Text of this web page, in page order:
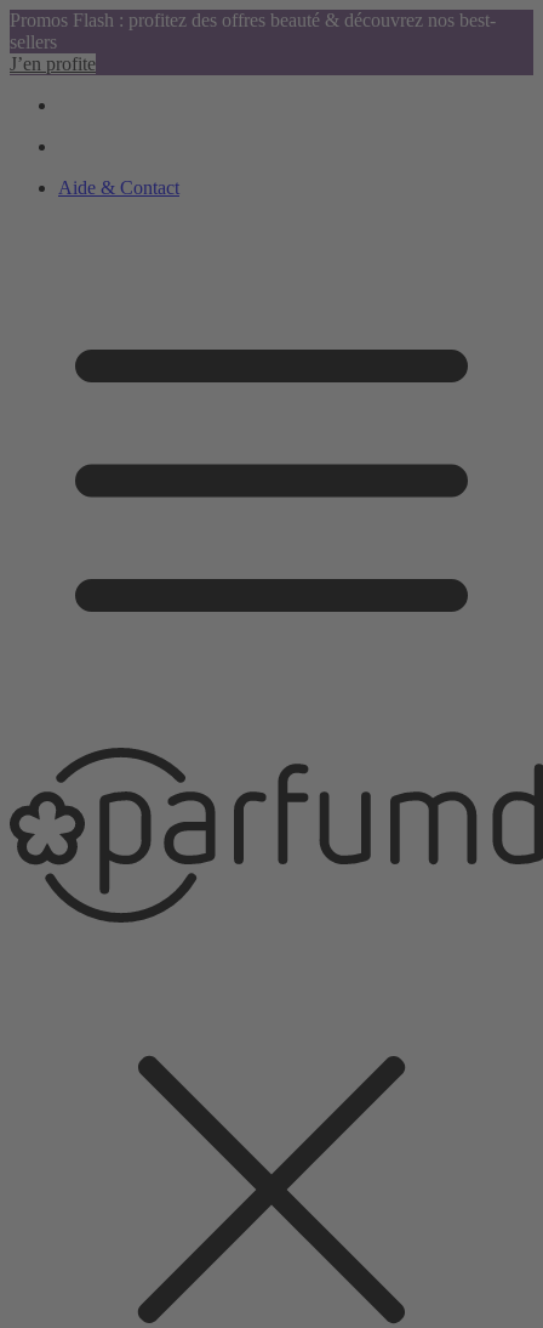
Promos Flash : profitez des offres beauté & découvrez nos best-
sellers
J’en profite
Aide & Contact